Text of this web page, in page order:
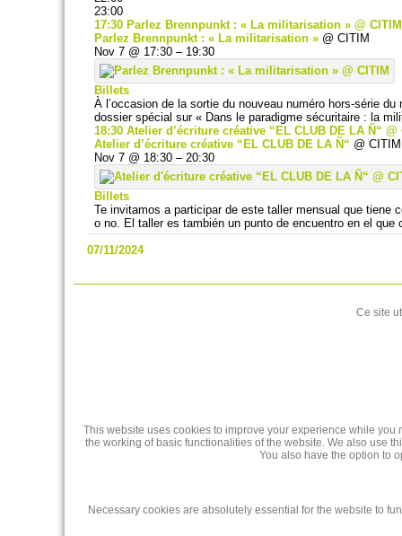
23:00
17:30 Parlez Brennpunkt : « La militarisation » @ CITIM
Parlez Brennpunkt : « La militarisation » @ CITIM
Nov 7 @ 17:30 – 19:30
Billets
À l’occasion de la sortie du nouveau numéro hors-série
dossier spécial sur « Dans le paradigme sécuritaire : la
18:30 Atelier d’écriture créative “EL CLUB DE LA Ñ“ @
Atelier d’écriture créative “EL CLUB DE LA Ñ“ @
Nov 7 @ 18:30 – 20:30
Billets
Te invitamos a participar de este taller mensual que tiene
o no. El taller es también un punto de encuentro en el que
07/11/2024
Ce site
This website uses cookies to improve your experience while
the working of basic functionalities of the website. We also use
You also have the option to
Necessary cookies are absolutely essential for the website to